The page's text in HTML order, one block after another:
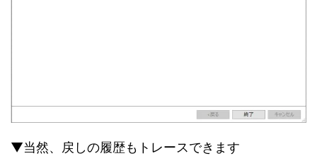
▼当然、戻しの履歴もトレースできます